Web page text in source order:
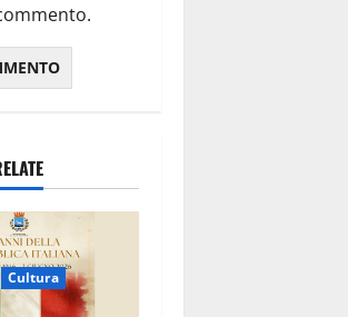
Cultura